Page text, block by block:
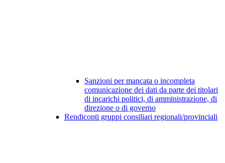
Sanzioni per mancata o incompleta
comunicazione dei dati da parte dei titolari
di incarichi politici, di amministrazione, di
direzione o di governo
Rendiconti gruppi consiliari regionali/provinciali